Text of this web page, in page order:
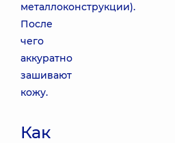
металлоконструкции).
После
чего
аккуратно
зашивают
кожу.
Как